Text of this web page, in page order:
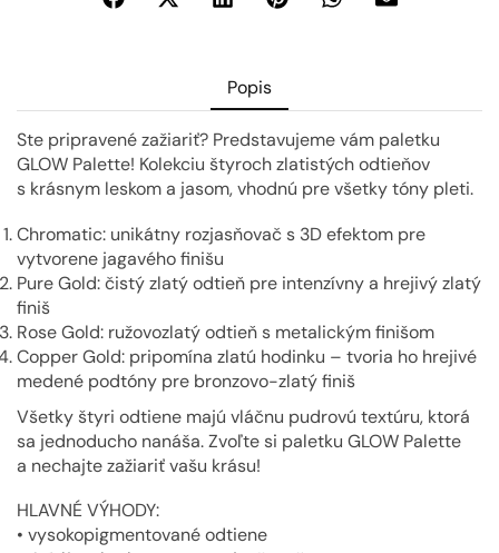
Popis
Ste pripravené zažiariť? Predstavujeme vám paletku
GLOW Palette! Kolekciu štyroch zlatistých odtieňov
s krásnym leskom a jasom, vhodnú pre všetky tóny pleti.
Chromatic: unikátny rozjasňovač s 3D efektom pre
vytvorene jagavého finišu
Pure Gold: čistý zlatý odtieň pre intenzívny a hrejivý zlatý
finiš
Rose Gold: ružovozlatý odtieň s metalickým finišom
Copper Gold: pripomína zlatú hodinku – tvoria ho hrejivé
medené podtóny pre bronzovo-zlatý finiš
Všetky štyri odtiene majú vláčnu pudrovú textúru, ktorá
sa jednoducho nanáša. Zvoľte si paletku GLOW Palette
a nechajte zažiariť vašu krásu!
HLAVNÉ VÝHODY:
• vysokopigmentované odtiene